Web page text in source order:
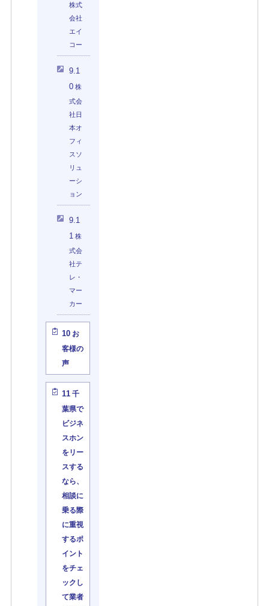
株式
会社
エイ
コー
9.1
0 株
式会
社日
本オ
フィ
スソ
リュ
ーシ
ョン
9.1
1 株
式会
社テ
レ・
マー
カー
10お
客様の
声
11千
葉県で
ビジネ
スホン
をリー
スする
なら、
相談に
乗る際
に重視
するポ
イント
をチェ
ックし
て業者